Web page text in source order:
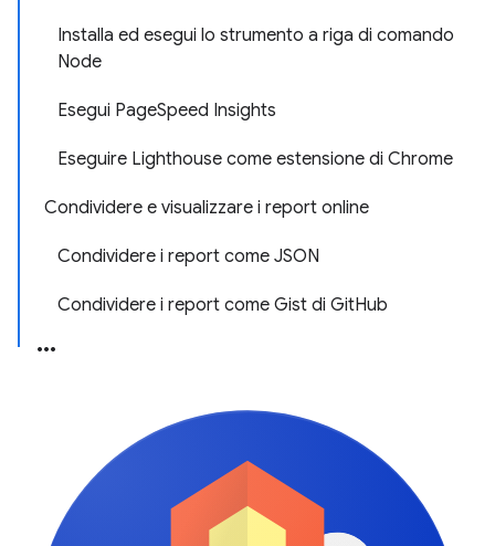
Installa ed esegui lo strumento a riga di comando
Node
Esegui PageSpeed Insights
Eseguire Lighthouse come estensione di Chrome
Condividere e visualizzare i report online
Condividere i report come JSON
Condividere i report come Gist di GitHub